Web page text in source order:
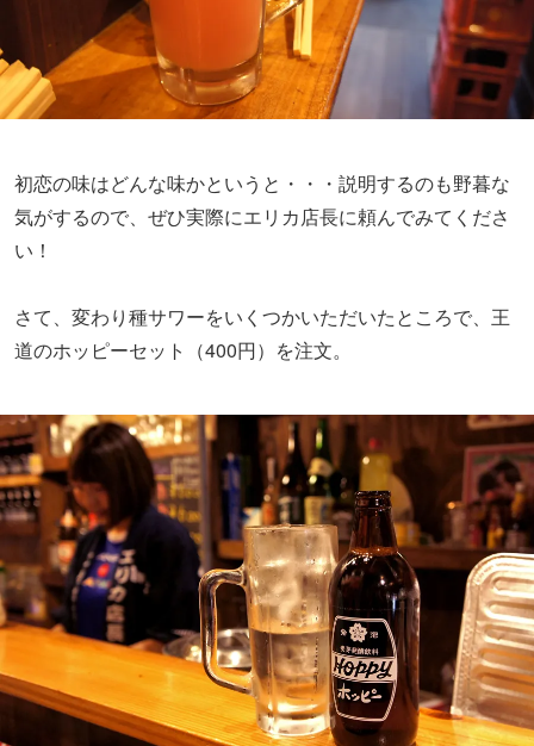
初恋の味はどんな味かというと・・・説明するのも野暮な
気がするので、ぜひ実際にエリカ店長に頼んでみてくださ
い！
さて、変わり種サワーをいくつかいただいたところで、王
道のホッピーセット（400円）を注文。